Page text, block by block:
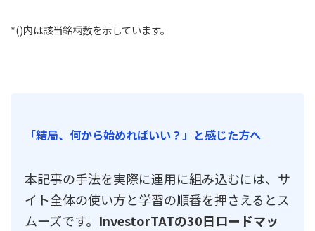
*()内は該当銘柄数を示しています。
「結局、何から始めればいい？」と感じた方へ
本記事の手法を実際に運用に組み込むには、サ
イト全体の使い方と学習の順番を押さえるとス
ムーズです。 InvestorTATの30日ロードマッ